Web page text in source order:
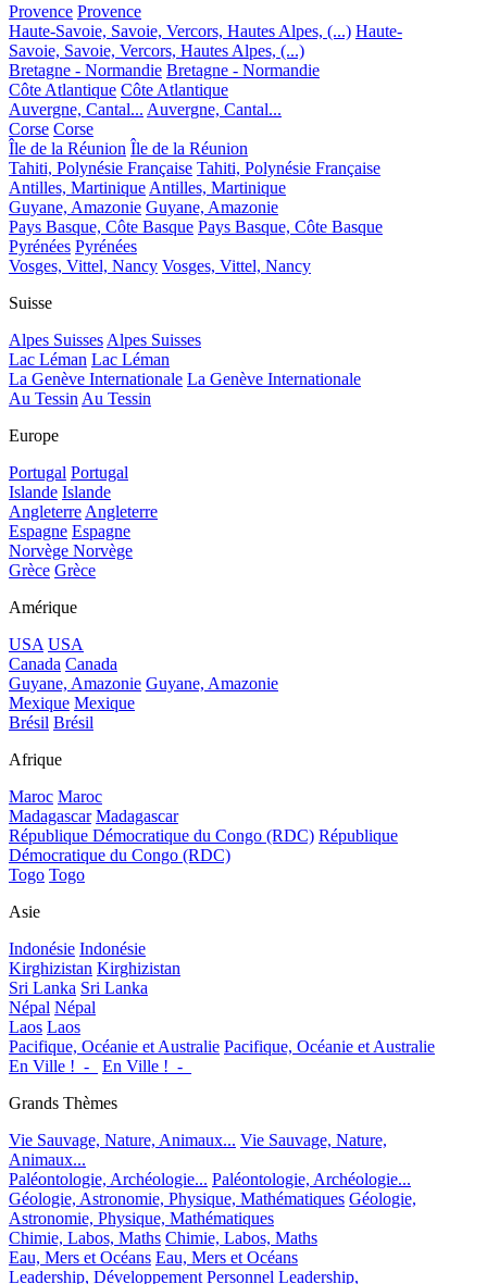
Provence Provence
Haute-Savoie, Savoie, Vercors, Hautes Alpes, (...) Haute-
Savoie, Savoie, Vercors, Hautes Alpes, (...)
Bretagne - Normandie Bretagne - Normandie
Côte Atlantique Côte Atlantique
Auvergne, Cantal... Auvergne, Cantal...
Corse Corse
Île de la Réunion Île de la Réunion
Tahiti, Polynésie Française Tahiti, Polynésie Française
Antilles, Martinique Antilles, Martinique
Guyane, Amazonie Guyane, Amazonie
Pays Basque, Côte Basque Pays Basque, Côte Basque
Pyrénées Pyrénées
Vosges, Vittel, Nancy Vosges, Vittel, Nancy
Suisse
Alpes Suisses Alpes Suisses
Lac Léman Lac Léman
La Genève Internationale La Genève Internationale
Au Tessin Au Tessin
Europe
Portugal Portugal
Islande Islande
Angleterre Angleterre
Espagne Espagne
Norvège Norvège
Grèce Grèce
Amérique
USA USA
Canada Canada
Guyane, Amazonie Guyane, Amazonie
Mexique Mexique
Brésil Brésil
Afrique
Maroc Maroc
Madagascar Madagascar
République Démocratique du Congo (RDC) République
Démocratique du Congo (RDC)
Togo Togo
Asie
Indonésie Indonésie
Kirghizistan Kirghizistan
Sri Lanka Sri Lanka
Népal Népal
Laos Laos
Pacifique, Océanie et Australie Pacifique, Océanie et Australie
En Ville !_-_
En Ville !_-_
Grands Thèmes
Vie Sauvage, Nature, Animaux... Vie Sauvage, Nature,
Animaux...
Paléontologie, Archéologie... Paléontologie, Archéologie...
Géologie, Astronomie, Physique, Mathématiques Géologie,
Astronomie, Physique, Mathématiques
Chimie, Labos, Maths Chimie, Labos, Maths
Eau, Mers et Océans Eau, Mers et Océans
Leadership, Développement Personnel Leadership,